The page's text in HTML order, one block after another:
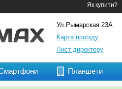
Як купити?
Ул.Рымарская 23А
Карта проїзду
Лист директору
Планшети